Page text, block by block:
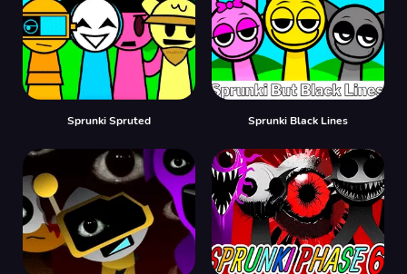
Sprunki Spruted Sprunki Black Lines